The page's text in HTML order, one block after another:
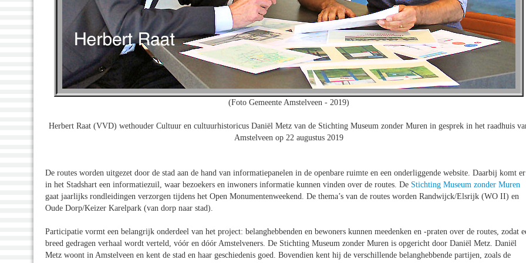
(Foto Gemeente Amstelveen - 2019)
Herbert Raat (VVD) wethouder Cultuur en cultuurhistoricus Daniël Metz van de Stichting Museum zonder Muren in gesprek in het raadhuis
Amstelveen op 22 augustus 2019
De routes worden uitgezet door de stad aan de hand van informatiepanelen in de openbare ruimte en een onderliggende website. Daarbij komt er
in het Stadshart een informatiezuil, waar bezoekers en inwoners informatie kunnen vinden over de routes. De Stichting Museum zonder Muren
gaat jaarlijks rondleidingen verzorgen tijdens het Open Monumentenweekend. De thema’s van de routes worden Randwijck/Elsrijk (WO II) en
Oude Dorp/Keizer Karelpark (van dorp naar stad).
Participatie vormt een belangrijk onderdeel van het project: belanghebbenden en bewoners kunnen meedenken en -praten over de routes, zodat
breed gedragen verhaal wordt verteld, vóór en dóór Amstelveners. De Stichting Museum zonder Muren is opgericht door Daniël Metz. Daniël
Metz woont in Amstelveen en kent de stad en haar geschiedenis goed. Bovendien kent hij de verschillende belanghebbende partijen, zoals de